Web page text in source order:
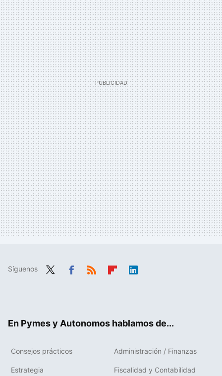
Síguenos
En Pymes y Autonomos hablamos de...
Consejos prácticos Administración / Finanzas
Estrategia Fiscalidad y Contabilidad